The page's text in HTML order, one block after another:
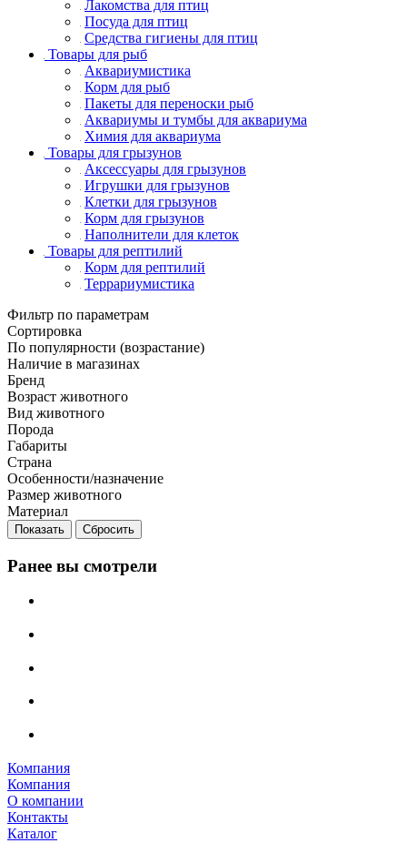
Лакомства для птиц
Посуда для птиц
Средства гигиены для птиц
Товары для рыб
Аквариумистика
Корм для рыб
Пакеты для переноски рыб
Аквариумы и тумбы для аквариума
Химия для аквариума
Товары для грызунов
Аксессуары для грызунов
Игрушки для грызунов
Клетки для грызунов
Корм для грызунов
Наполнители для клеток
Товары для рептилий
Корм для рептилий
Террариумистика
Фильтр по параметрам
Сортировка
По популярности (возрастание)
Наличие в магазинах
Бренд
Возраст животного
Вид животного
Порода
Габариты
Страна
Особенности/назначение
Размер животного
Материал
Сбросить
Ранее вы смотрели
Компания
Компания
О компании
Контакты
Каталог